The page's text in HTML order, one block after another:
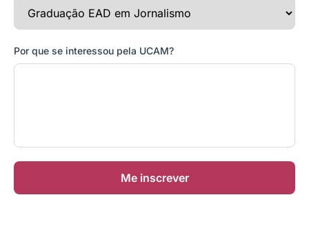
Por que se interessou pela UCAM?
Me inscrever